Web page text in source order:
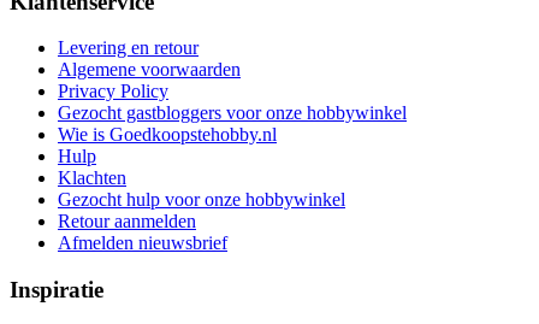
Levering en retour
Algemene voorwaarden
Privacy Policy
Gezocht gastbloggers voor onze hobbywinkel
Wie is Goedkoopstehobby.nl
Hulp
Klachten
Gezocht hulp voor onze hobbywinkel
Retour aanmelden
Afmelden nieuwsbrief
Inspiratie